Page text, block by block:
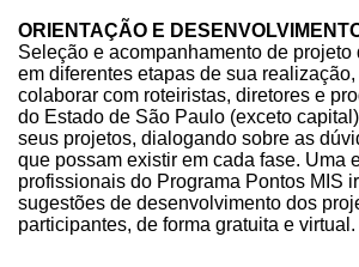
ORIENTAÇÃO E
Seleção e acompanhamento de projeto
em diferentes etapas de sua
colaborar com roteiristas, diretores e
do Estado de São Paulo (exceto
seus projetos, dialogando sobre as
que possam existir em cada fase. Uma
profissionais do Programa Pontos MIS
sugestões de desenvolvimento dos
participantes, de forma gratuita e virtual.